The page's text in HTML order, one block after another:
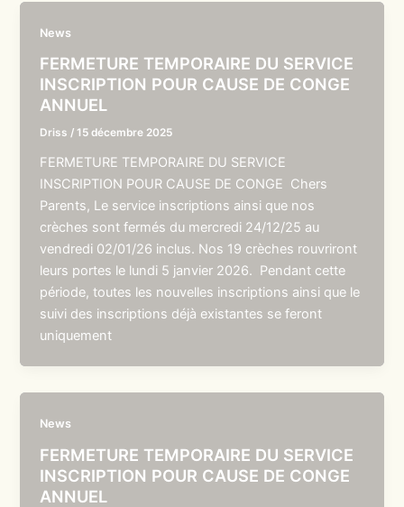
News
FERMETURE TEMPORAIRE DU SERVICE
INSCRIPTION POUR CAUSE DE CONGE
ANNUEL
Driss /15 décembre 2025
FERMETURE TEMPORAIRE DU SERVICE
INSCRIPTION POUR CAUSE DE CONGE Chers
Parents, Le service inscriptions ainsi que nos
crèches sont fermés du mercredi 24/12/25 au
vendredi 02/01/26 inclus. Nos 19 crèches rouvriront
leurs portes le lundi 5 janvier 2026. Pendant cette
période, toutes les nouvelles inscriptions ainsi que le
suivi des inscriptions déjà existantes se feront
uniquement
News
FERMETURE TEMPORAIRE DU SERVICE
INSCRIPTION POUR CAUSE DE CONGE
ANNUEL